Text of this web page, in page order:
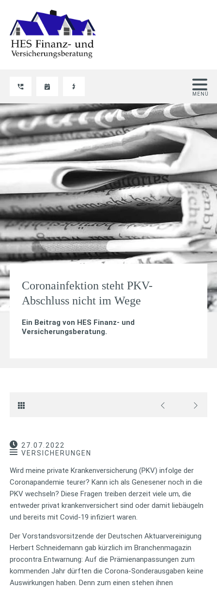
Coronainfektion steht PKV-
Abschluss nicht im Wege
Ein Beitrag von HES Finanz- und
Versicherungsberatung.
27.07.2022
VERSICHERUNGEN
Wird meine private Krankenversicherung (PKV) infolge der
Coronapandemie teurer? Kann ich als Genesener noch in die
PKV wechseln? Diese Fragen treiben derzeit viele um, die
entweder privat krankenversichert sind oder damit liebäugeln
und bereits mit Covid-19 infiziert waren.
Der Vorstandsvorsitzende der Deutschen Aktuarvereinigung
Herbert Schneidemann gab kürzlich im Branchenmagazin
procontra Entwarnung: Auf die Prämienanpassungen zum
kommenden Jahr dürften die Corona-Sonderausgaben keine
Auswirkungen haben. Denn zum einen stehen ihnen